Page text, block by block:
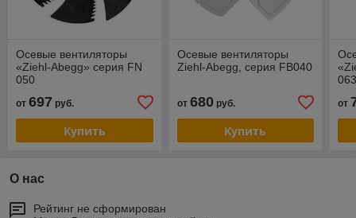
Осевые вентиляторы
«Ziehl-Abegg» серия FN
050
от 697 руб.
Купить
Осевые вентиляторы
Ziehl-Abegg, серия FB040
от 680руб.
Купить
от
О нас
Рейтинг не сформирован